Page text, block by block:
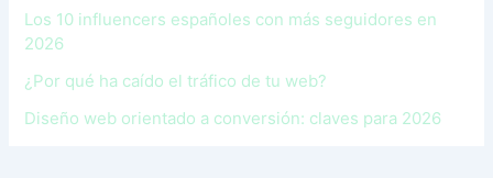
Los 10 influencers españoles con más seguidores en
2026
¿Por qué ha caído el tráfico de tu web?
Diseño web orientado a conversión: claves para 2026